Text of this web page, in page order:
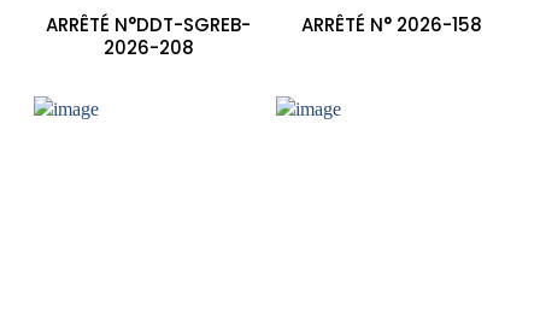
ARRÊTÉ N°DDT-SGREB-
2026-208
ARRÊTÉ N° 2026-158